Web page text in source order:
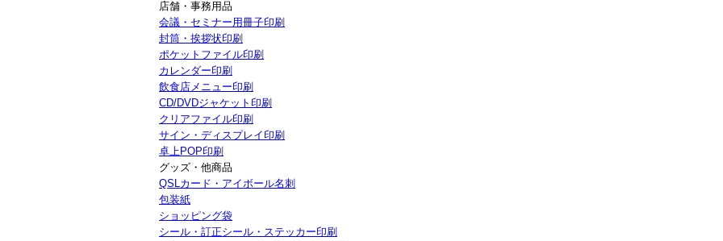
店舗・事務用品
会議・セミナー用冊子印刷
封筒・挨拶状印刷
ポケットファイル印刷
カレンダー印刷
飲食店メニュー印刷
CD/DVDジャケット印刷
クリアファイル印刷
サイン・ディスプレイ印刷
卓上POP印刷
グッズ・他商品
QSLカード・アイボール名刺
包装紙
ショッピング袋
シール・訂正シール・ステッカー印刷